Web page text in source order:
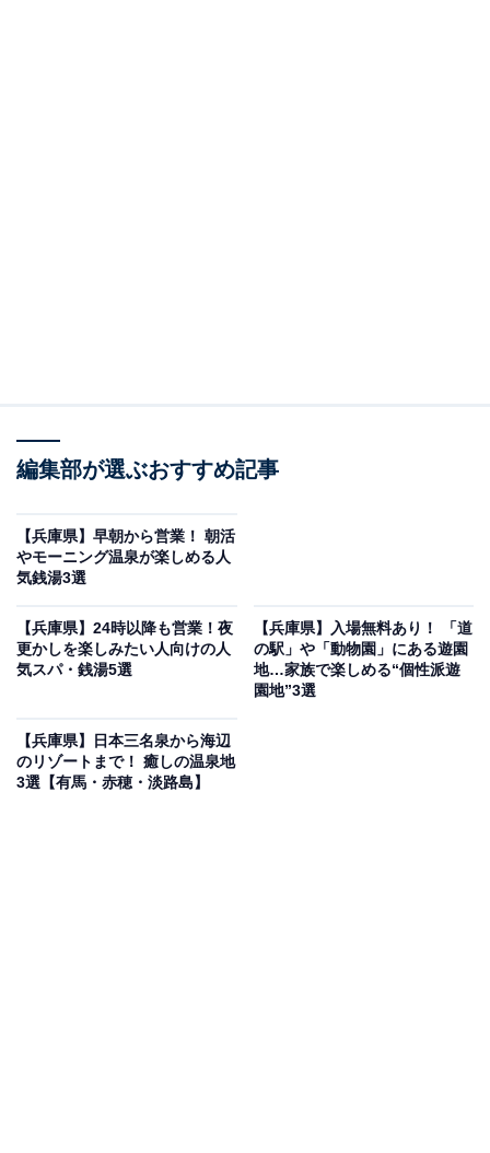
ヒマラヤ岩塩を軟水とミックスした「美肌の湯」が自慢
の大型公衆浴場です。「高温サウナ」「遠赤外線サウ
「岩塩風呂」「水風呂」「子供用プール」「大型テレ
ビ」を備えた「ととのいスペース」も充実。60台の無料
できます。
平日・祝日：15:00～22:50
日曜朝風呂：10:00～22:50
編集部が選ぶおすすめ記事
【兵庫県】早朝から営業！ 朝活
やモーニング温泉が楽しめる人
気銭湯3選
【兵庫県】24時以降も営業！夜
更かしを楽しみたい人向けの人
気スパ・銭湯5選
【兵庫県】入場無料あり！ 「道
の駅」や「動物園」にある遊園
地…家族で楽しめる“個性派遊
園地”3選
【兵庫県】日本三名泉から海辺
のリゾートまで！ 癒しの温泉地
3選【有馬・赤穂・淡路島】